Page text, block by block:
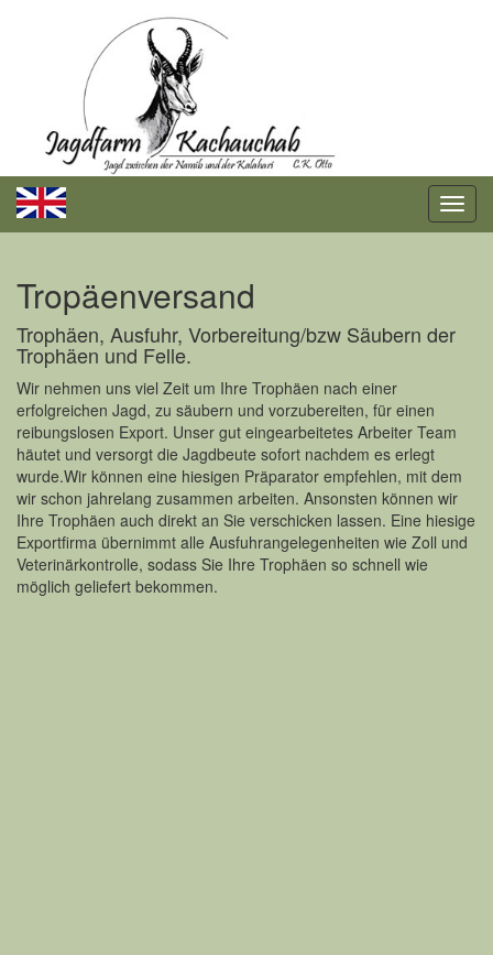
Tropäenversand
Trophäen, Ausfuhr, Vorbereitung/bzw Säubern der
Trophäen und Felle.
Wir nehmen uns viel Zeit um Ihre Trophäen nach einer
erfolgreichen Jagd, zu säubern und vorzubereiten, für einen
reibungslosen Export. Unser gut eingearbeitetes Arbeiter Team
häutet und versorgt die Jagdbeute sofort nachdem es erlegt
wurde.Wir können eine hiesigen Präparator empfehlen, mit dem
wir schon jahrelang zusammen arbeiten. Ansonsten können wir
Ihre Trophäen auch direkt an Sie verschicken lassen. Eine hiesige
Exportfirma übernimmt alle Ausfuhrangelegenheiten wie Zoll und
Veterinärkontrolle, sodass Sie Ihre Trophäen so schnell wie
möglich geliefert bekommen.